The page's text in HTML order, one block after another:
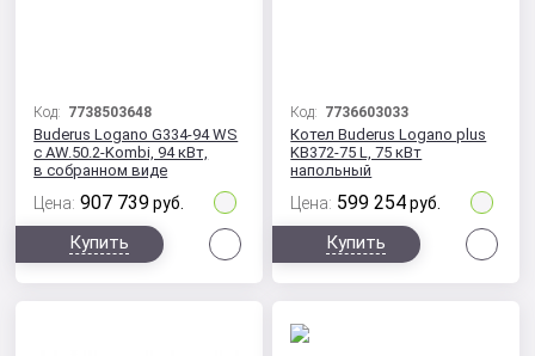
Код: 7738503648
Buderus Logano G334-94 WS
с AW.50.2-Kombi, 94 кВт,
в собранном виде
Цена: 907 739 руб.
Купить
Код: 7736603033
Котел Buderus Logano plus
KB372-75 L, 75 кВт
напольный
Цена: 599 254 руб.
Купить